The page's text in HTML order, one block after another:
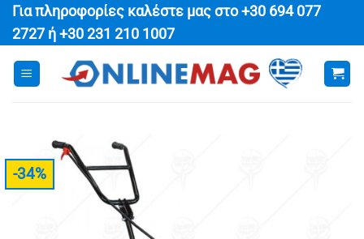
Μετάβαση
στο
περιεχόμενο
Για πληροφορίες καλέστε μας στο +30 694 077
2727 ή +30 231 210 1007
-34%